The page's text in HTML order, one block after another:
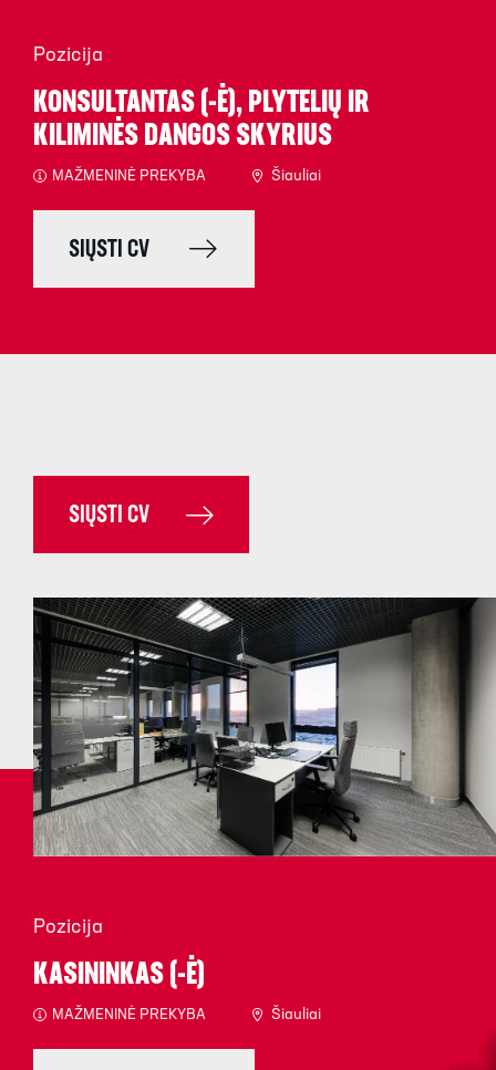
Pozicija
KONSULTANTAS (-Ė), PLYTELIŲ IR
KILIMINĖS DANGOS SKYRIUS
MAŽMENINĖ PREKYBA Šiauliai
SIŲSTI CV
SIŲSTI CV
Pozicija
KASININKAS (-Ė)
MAŽMENINĖ PREKYBA Šiauliai